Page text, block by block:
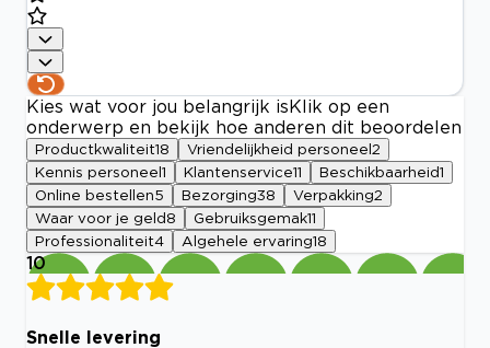
Kies wat voor jou belangrijk is Klik op een
onderwerp en bekijk hoe anderen dit beoordelen
Productkwaliteit18 Vriendelijkheid personeel 2
Kennis personeel 1 Klantenservice11 Beschikbaarheid1
Online bestellen5 Bezorging38 Verpakking2
Waar voor je geld 8 Gebruiksgemak11
Professionaliteit4 Algehele ervaring18
10
Snelle levering